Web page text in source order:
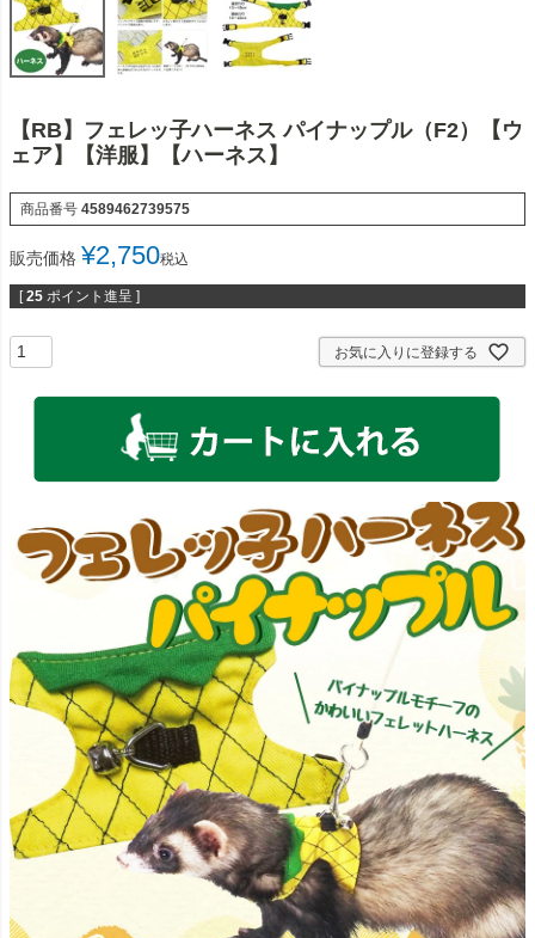
【RB】フェレッ子ハーネス パイナップル（F2）【ウ
ェア】【洋服】【ハーネス】
商品番号 4589462739575
販売価格 ¥2,750税込
[ 25 ポイント進呈 ]
お気に入りに登録する